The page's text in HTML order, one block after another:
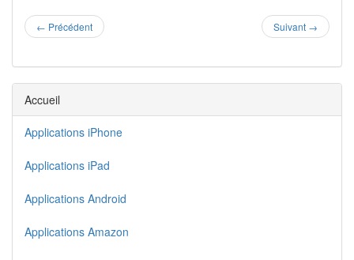
← Précédent Suivant →
Accueil
Applications iPhone
Applications iPad
Applications Android
Applications Amazon